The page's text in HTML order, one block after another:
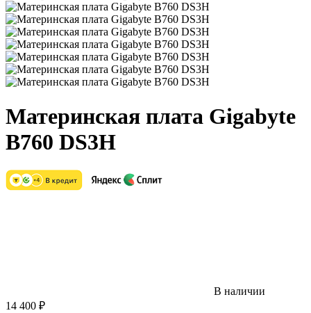
Материнская плата Gigabyte
B760 DS3H
В наличии
14 400 ₽